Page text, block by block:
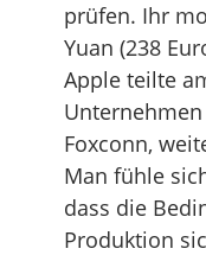
prüfen. Ihr
Yuan (238
Apple teilte
Foxconn,
Man fühle
dass die
Produktion